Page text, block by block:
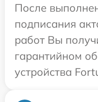
После
подписания
работ Вы
гарантийном
устройства